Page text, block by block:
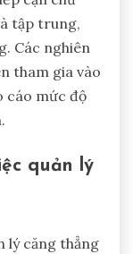
tập trung,
Các nghiên
tham gia vào
cáo mức độ
quản lý
lý căng thẳng